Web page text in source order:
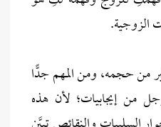
الزوجية.
من حجمه، ومن المهم جدًّا
من إيجابيات؛ لأن هذه